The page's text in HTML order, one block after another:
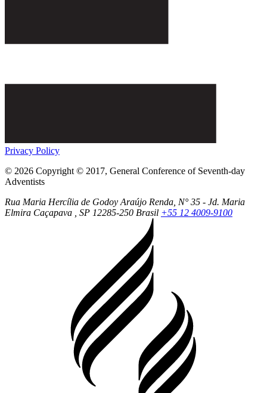
Privacy Policy
© 2026 Copyright © 2017, General Conference of Seventh-day
Adventists
Rua Maria Hercília de Godoy Araújo Renda, N° 35 - Jd. Maria
Elmira Caçapava , SP 12285-250 Brasil +55 12 4009-9100